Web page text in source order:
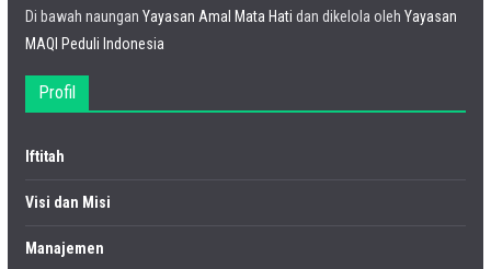
Di bawah naungan Yayasan Amal Mata Hati dan dikelola oleh Yayasan
MAQI Peduli Indonesia
Profil
Iftitah
Visi dan Misi
Manajemen